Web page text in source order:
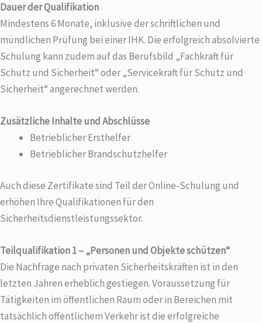
Dauer der Qualifikation
Mindestens 6 Monate, inklusive der schriftlichen und
mündlichen Prüfung bei einer IHK. Die erfolgreich absolvierte
Schulung kann zudem auf das Berufsbild „Fachkraft für
Schutz und Sicherheit“ oder „Servicekraft für Schutz und
Sicherheit“ angerechnet werden.
Zusätzliche Inhalte und Abschlüsse
Betrieblicher Ersthelfer
Betrieblicher Brandschutzhelfer
Auch diese Zertifikate sind Teil der Online-Schulung und
erhöhen Ihre Qualifikationen für den
Sicherheitsdienstleistungssektor.
Teilqualifikation 1 – „Personen und Objekte schützen“
Die Nachfrage nach privaten Sicherheitskräften ist in den
letzten Jahren erheblich gestiegen. Voraussetzung für
Tätigkeiten im öffentlichen Raum oder in Bereichen mit
tatsächlich öffentlichem Verkehr ist die erfolgreiche